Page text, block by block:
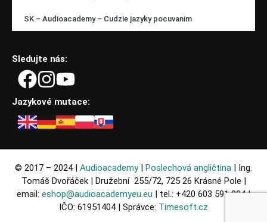
SK – Audioacademy – Cudzie jazyky pocuvanim
Sledujte nás:
Jazykové mutace:
© 2017 – 2024 | Audioacademy| Poslechová angličtina | Ing.
Tomáš Dvořáček | Družební 255/72, 725 26 Krásné Pole |
email: eshop@audioacademyeu.eu | tel.: +420 603 591 994 |
IČO: 61951404 | Správce: Timesoft.cz